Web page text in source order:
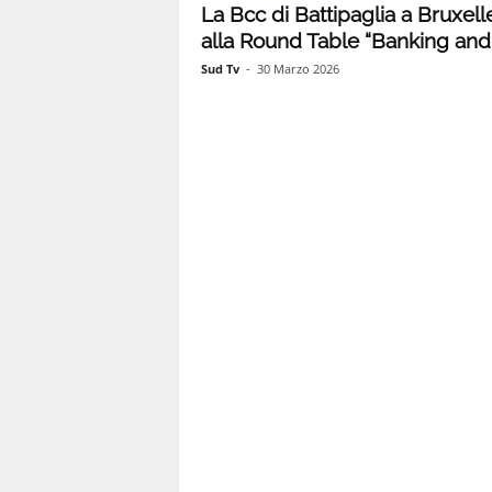
1
La Bcc di Battipaglia a
alla Round Table “Banking
Sud Tv - 30 Marzo 2026